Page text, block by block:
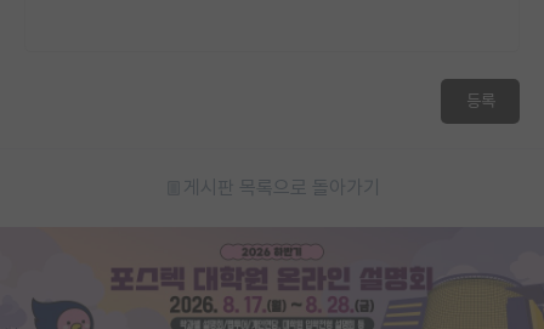
등록
게시판 목록으로 돌아가기